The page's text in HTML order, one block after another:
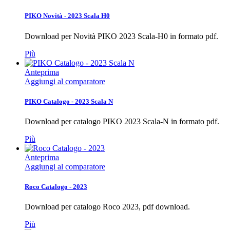
PIKO Novità - 2023 Scala H0
Download per Novità PIKO 2023 Scala-H0 in formato pdf.
Più
Anteprima
Aggiungi al comparatore
PIKO Catalogo - 2023 Scala N
Download per catalogo PIKO 2023 Scala-N in formato pdf.
Più
Anteprima
Aggiungi al comparatore
Roco Catalogo - 2023
Download per catalogo Roco 2023, pdf download.
Più